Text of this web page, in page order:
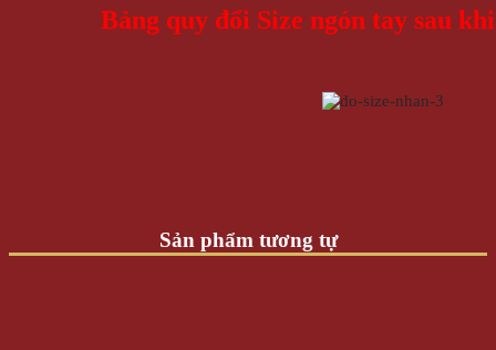
Bảng quy đổi Size ngón tay sau
Sản phẩm tương tự